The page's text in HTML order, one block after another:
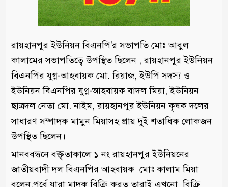
রায়হানপুর ইউনিয়ন বিএনপি'র সভাপতি মোঃ আবুল
কালামের সভাপতিত্বে উপস্থিত ছিলেন , রায়হানপুর ইউনিয়ন
বিএনপির যুগ্ন-আহবায়ক মো. রিয়াজ, ইউপি সদস্য ও
ইউনিয়ন বিএনপির যুগ্ন-আহবায়ক বাদল মিয়া, ইউনিয়ন
ছাত্রদল নেতা মো. নাইম, রায়হানপুর ইউনিয়ন কৃষক দলের
সাধারণ সম্পাদক মামুন মিয়াসহ প্রায় দুই শতাধিক লোকজন
উপস্থিত ছিলেন।
মানববন্ধনে বক্তৃতাকালে ১ নং রায়হানপুর ইউনিয়নের
জাতীয়বাদী দল বিএনপির আহবায়ক মোঃ কালাম মিয়া
বলেন,পূর্বে যারা মাদক বিক্রি করত তারাই এখনো বিক্রি